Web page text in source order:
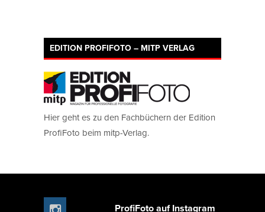
EDITION PROFIFOTO – MITP VERLAG
Hier geht es zu den Fachbüchern der Edition
ProfiFoto beim mitp-Verlag.
ProfiFoto auf Instagram